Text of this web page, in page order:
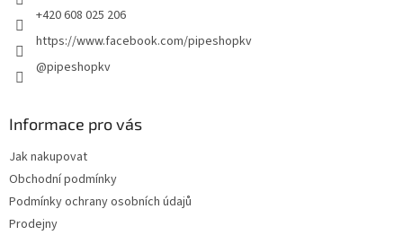
+420 608 025 206
https://www.facebook.com/pipeshopkv
@pipeshopkv
Informace pro vás
Jak nakupovat
Obchodní podmínky
Podmínky ochrany osobních údajů
Prodejny